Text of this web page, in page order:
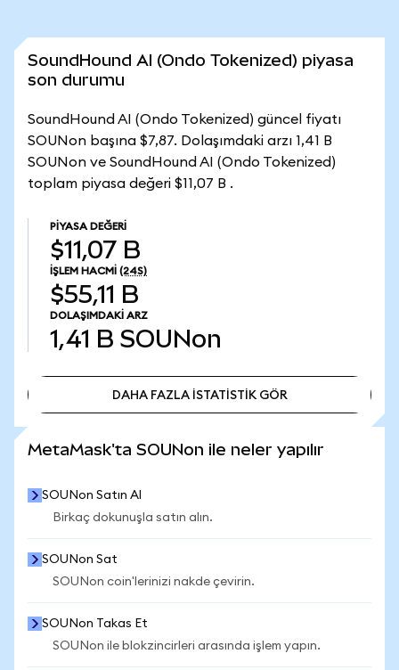
SoundHound AI (Ondo Tokenized) piyasa
son durumu
SoundHound AI (Ondo Tokenized) güncel fiyatı
SOUNon başına $7,87. Dolaşımdaki arzı 1,41 B
SOUNon ve SoundHound AI (Ondo Tokenized)
toplam piyasa değeri $11,07 B .
PIYASA DEĞERI
$11,07 B
İŞLEM HACMI (24S)
$55,11 B
DOLAŞIMDAKI ARZ
1,41 B SOUNon
DAHA FAZLA İSTATİSTİK GÖR
MetaMask'ta SOUNon ile neler yapılır
SOUNon Satın Al
Birkaç dokunuşla satın alın.
SOUNon Sat
SOUNon coin'lerinizi nakde çevirin.
SOUNon Takas Et
SOUNon ile blokzincirleri arasında işlem yapın.